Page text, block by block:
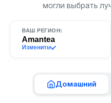
могли выбрать
ВАШ РЕГИОН:
Amantea
Изменить
Домашний